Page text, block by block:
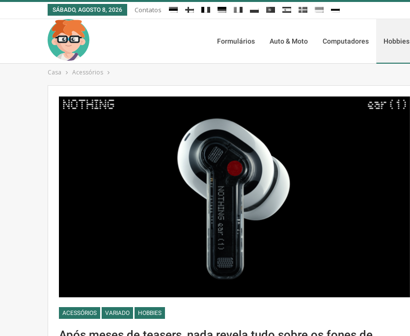
SÁBADO, AGOSTO 8, 2026 Contatos
Formulários Auto & Moto Computadores Hobbies
Casa Acessórios
ACESSÓRIOS VARIADO HOBBIES